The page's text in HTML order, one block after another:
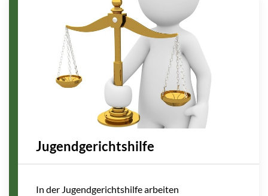
Jugendgerichtshilfe
In der Jugendgerichtshilfe arbeiten